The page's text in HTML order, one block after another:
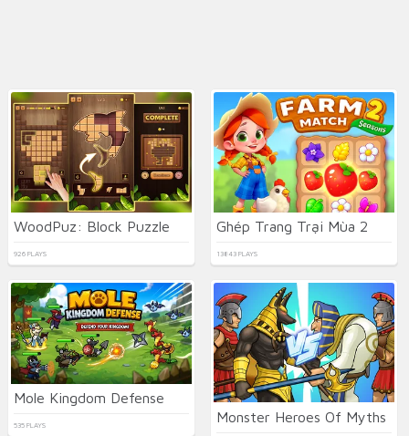
WoodPuz: Block Puzzle
926 PLAYS
Ghép Trang Trại Mùa 2
13843 PLAYS
Mole Kingdom Defense
535 PLAYS Monster Heroes Of Myths